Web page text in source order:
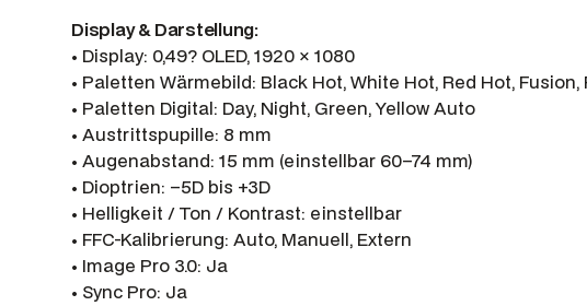
Display & Darstellung:
• Display: 0,49? OLED, 1920 × 1080
• Paletten Wärmebild: Black Hot, White Hot, Red Hot,
• Paletten Digital: Day, Night, Green, Yellow Auto
• Austrittspupille: 8 mm
• Augenabstand: 15 mm (einstellbar 60–74 mm)
• Dioptrien: –5D bis +3D
• Helligkeit / Ton / Kontrast: einstellbar
• FFC-Kalibrierung: Auto, Manuell, Extern
• Image Pro 3.0: Ja
• Sync Pro: Ja